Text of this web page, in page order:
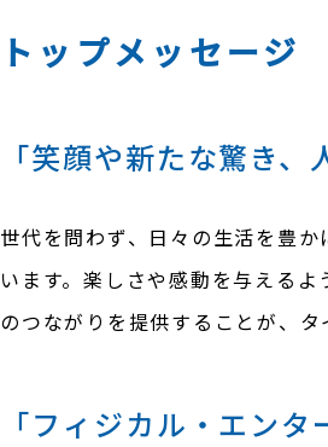
トップメッセージ
「笑顔や新たな驚き、
世代を問わず、日々の生活を豊
います。楽しさや感動を与える
のつながりを提供することが、タ
「フィジカル・エンタ